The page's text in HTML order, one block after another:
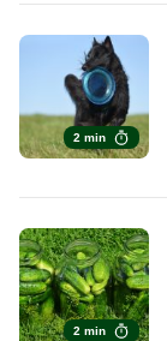
2 min
2 min